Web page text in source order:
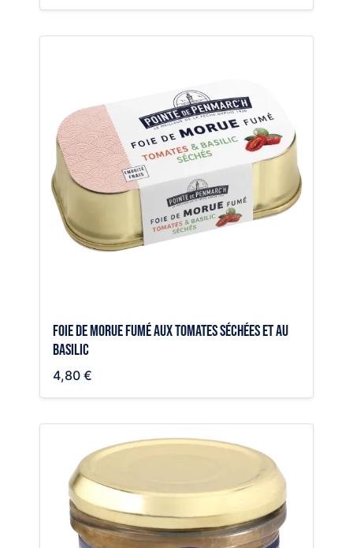
Foie de morue fumé aux tomates séchées et au
basilic
4,80 €